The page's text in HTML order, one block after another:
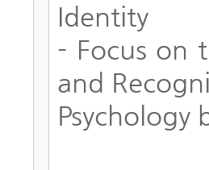
Identity
- Focus on
and
Psychology